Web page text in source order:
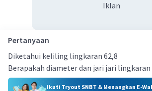
Iklan
Pertanyaan
Diketahui keliling lingkaran 62,8
Berapakah diameter dan jari jari lingkaran
Ikuti Tryout SNBT & Menangkan E-